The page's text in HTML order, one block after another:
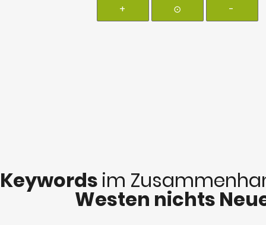
+ ⊙ -
Keywords im
Westen nichts